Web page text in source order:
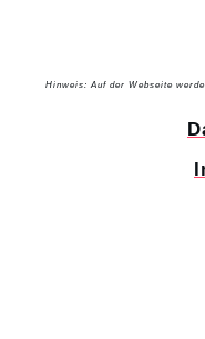
Hinweis: Auf der Webseite